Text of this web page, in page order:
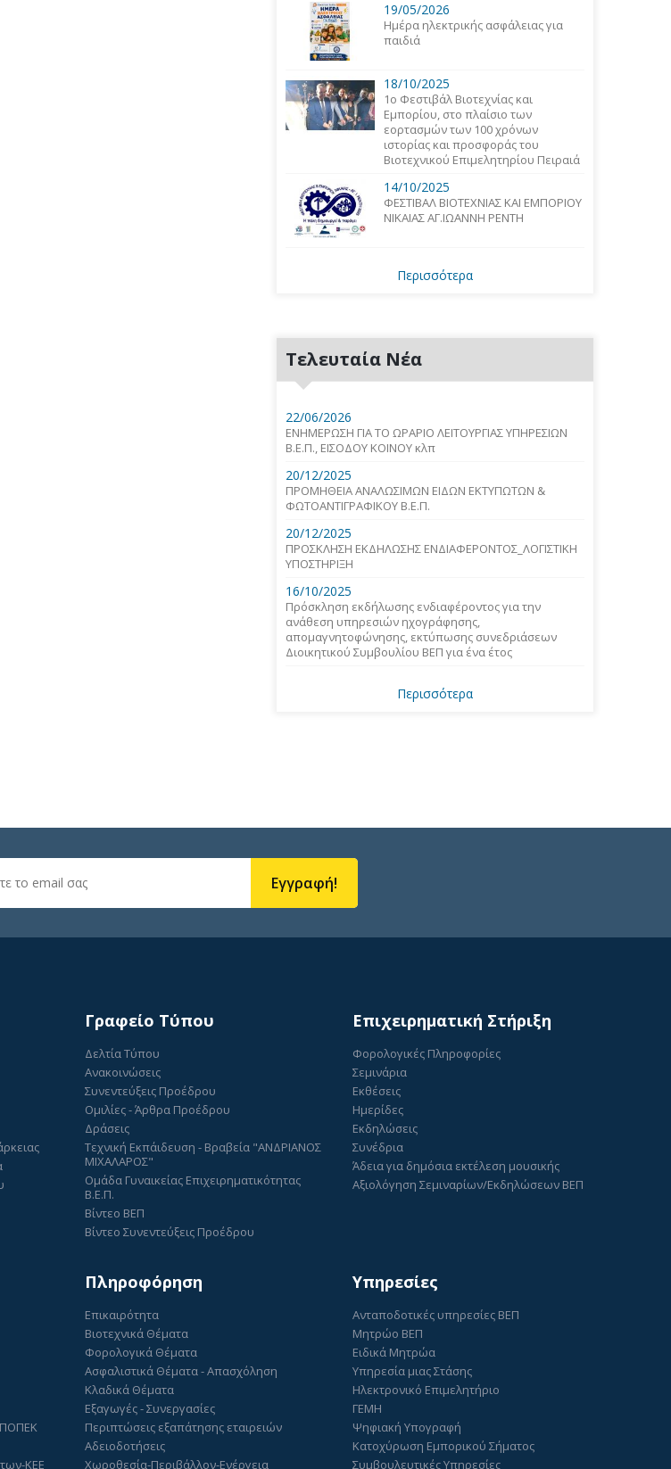
19/05/2026
Ημέρα ηλεκτρικής ασφάλειας για
παιδιά
18/10/2025
1o Φεστιβάλ Βιοτεχνίας και
Εμπορίου, στο πλαίσιο των
εορτασμών των 100 χρόνων
ιστορίας και προσφοράς του
Βιοτεχνικού Επιμελητηρίου Πειραιά
14/10/2025
ΦΕΣΤΙΒΑΛ ΒΙΟΤΕΧΝΙΑΣ ΚΑΙ ΕΜΠΟΡΙΟΥ
ΝΙΚΑΙΑΣ ΑΓ.ΙΩΑΝΝΗ ΡΕΝΤΗ
Περισσότερα
Τελευταία Νέα
22/06/2026
ΕΝΗΜΕΡΩΣΗ ΓΙΑ ΤΟ ΩΡΑΡΙΟ ΛΕΙΤΟΥΡΓΙΑΣ ΥΠΗΡΕΣΙΩΝ
Β.Ε.Π., ΕΙΣΟΔΟΥ ΚΟΙΝΟΥ κλπ
20/12/2025
ΠΡΟΜΗΘΕΙΑ ΑΝΑΛΩΣΙΜΩΝ ΕΙΔΩΝ ΕΚΤΥΠΩΤΩΝ &
ΦΩΤΟΑΝΤΙΓΡΑΦΙΚΟΥ Β.Ε.Π.
20/12/2025
ΠΡΟΣΚΛΗΣΗ ΕΚΔΗΛΩΣΗΣ ΕΝΔΙΑΦΕΡΟΝΤΟΣ_ΛΟΓΙΣΤΙΚΗ
ΥΠΟΣΤΗΡΙΞΗ
16/10/2025
Πρόσκληση εκδήλωσης ενδιαφέροντος για την
ανάθεση υπηρεσιών ηχογράφησης,
απομαγνητοφώνησης, εκτύπωσης συνεδριάσεων
Διοικητικού Συμβουλίου ΒΕΠ για ένα έτος
Περισσότερα
Εγγραφή!
Γραφείο Τύπου
Δελτία Τύπου
Ανακοινώσεις
Συνεντεύξεις Προέδρου
Ομιλίες - Άρθρα Προέδρου
Δράσεις
Τεχνική Εκπάιδευση - Βραβεία "ΑΝΔΡΙΑΝΟΣ
ΜΙΧΑΛΑΡΟΣ"
Ομάδα Γυναικείας Επιχειρηματικότητας
Β.Ε.Π.
Βίντεο ΒΕΠ
Βίντεο Συνεντεύξεις Προέδρου
Επιχειρηματική Στήριξη
Φορολογικές Πληροφορίες
Σεμινάρια
Εκθέσεις
Ημερίδες
Εκδηλώσεις
Συνέδρια
Άδεια για δημόσια εκτέλεση μουσικής
Αξιολόγηση Σεμιναρίων/Εκδηλώσεων ΒΕΠ
ΠΟΠΕΚ
ΚΕΕ
Πληροφόρηση
Επικαιρότητα
Βιοτεχνικά Θέματα
Φορολογικά Θέματα
Ασφαλιστικά Θέματα - Απασχόληση
Κλαδικά Θέματα
Εξαγωγές - Συνεργασίες
Περιπτώσεις εξαπάτησης εταιρειών
Αδειοδοτήσεις
Χωροθεσία-Περιβάλλον-Ενέργεια
Υπηρεσίες
Ανταποδοτικές υπηρεσίες ΒΕΠ
Μητρώο ΒΕΠ
Ειδικά Μητρώα
Υπηρεσία μιας Στάσης
Ηλεκτρονικό Επιμελητήριο
ΓΕΜΗ
Ψηφιακή Υπογραφή
Κατοχύρωση Εμπορικού Σήματος
Συμβουλευτικές Υπηρεσίες